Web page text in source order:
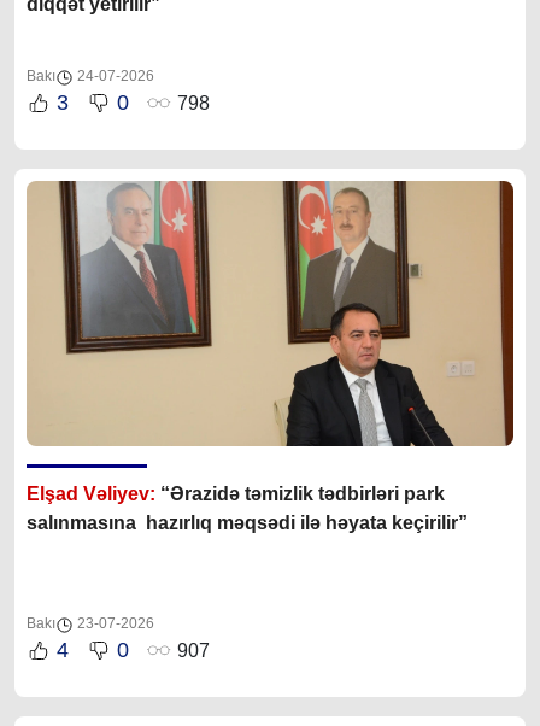
diqqət yetirilir”
Bakı 24-07-2026
3 0 798
Elşad Vəliyev: “Ərazidə təmizlik tədbirləri park
salınmasına hazırlıq məqsədi ilə həyata keçirilir”
Bakı 23-07-2026
4 0 907